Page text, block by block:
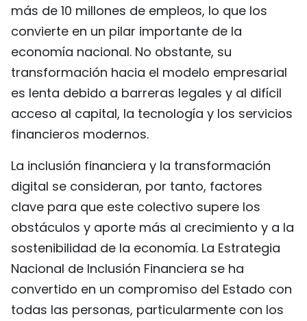
más de 10 millones de empleos, lo que los
convierte en un pilar importante de la
economía nacional. No obstante, su
transformación hacia el modelo empresarial
es lenta debido a barreras legales y al difícil
acceso al capital, la tecnología y los servicios
financieros modernos.
La inclusión financiera y la transformación
digital se consideran, por tanto, factores
clave para que este colectivo supere los
obstáculos y aporte más al crecimiento y a la
sostenibilidad de la economía. La Estrategia
Nacional de Inclusión Financiera se ha
convertido en un compromiso del Estado con
todas las personas, particularmente con los